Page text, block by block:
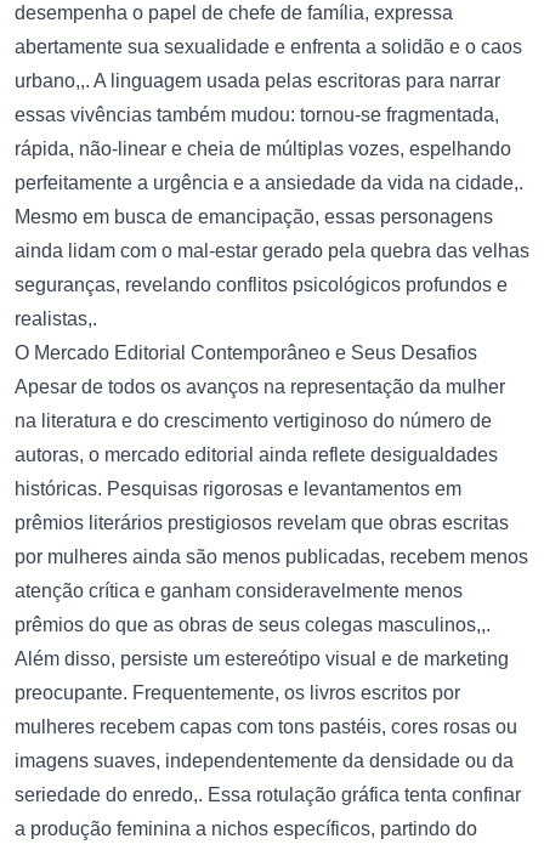
desempenha o papel de chefe de família, expressa
abertamente sua sexualidade e enfrenta a solidão e o caos
urbano,,. A linguagem usada pelas escritoras para narrar
essas vivências também mudou: tornou-se fragmentada,
rápida, não-linear e cheia de múltiplas vozes, espelhando
perfeitamente a urgência e a ansiedade da vida na cidade,.
Mesmo em busca de emancipação, essas personagens
ainda lidam com o mal-estar gerado pela quebra das velhas
seguranças, revelando conflitos psicológicos profundos e
realistas,.
O Mercado Editorial Contemporâneo e Seus Desafios
Apesar de todos os avanços na representação da mulher
na literatura e do crescimento vertiginoso do número de
autoras, o mercado editorial ainda reflete desigualdades
históricas. Pesquisas rigorosas e levantamentos em
prêmios literários prestigiosos revelam que obras escritas
por mulheres ainda são menos publicadas, recebem menos
atenção crítica e ganham consideravelmente menos
prêmios do que as obras de seus colegas masculinos,,.
Além disso, persiste um estereótipo visual e de marketing
preocupante. Frequentemente, os livros escritos por
mulheres recebem capas com tons pastéis, cores rosas ou
imagens suaves, independentemente da densidade ou da
seriedade do enredo,. Essa rotulação gráfica tenta confinar
a produção feminina a nichos específicos, partindo do